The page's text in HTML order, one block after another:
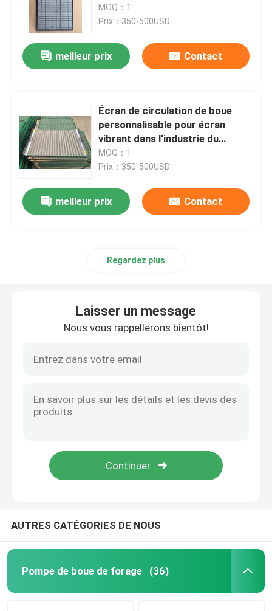
gazières
MOQ：1
Prix：350-500USD
meilleur prix Contact
Écran de circulation de boue
personnalisable pour écran
vibrant dans l'industrie du
pétrole et du gaz
MOQ：1
Prix：350-500USD
meilleur prix Contact
Regardez plus
Laisser un message
Nous vous rappellerons bientôt!
AUTRES CATÉGORIES DE NOUS
Pompe de boue de forage (36)